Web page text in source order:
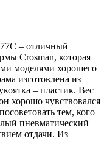
– отличный
Crosman, которая
моделями хорошего
изготовлена из
– пластик. Вес
хорошо чувствовался
тем, кого
пневматический
отдачи. Из